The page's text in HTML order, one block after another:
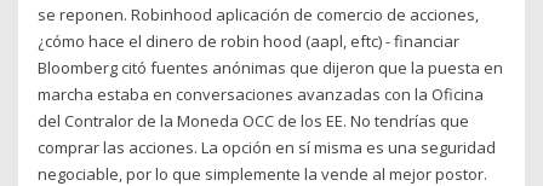
se reponen. Robinhood aplicación de comercio de acciones,
¿cómo hace el dinero de robin hood (aapl, eftc) - financiar
Bloomberg citó fuentes anónimas que dijeron que la puesta en
marcha estaba en conversaciones avanzadas con la Oficina
del Contralor de la Moneda OCC de los EE. No tendrías que
comprar las acciones. La opción en sí misma es una seguridad
negociable, por lo que simplemente la vende al mejor postor.